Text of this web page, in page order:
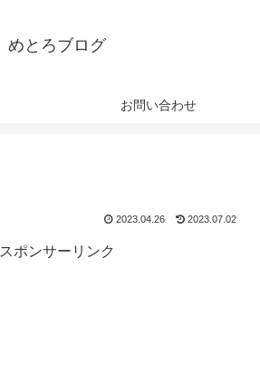
めとろブログ
お問い合わせ
2023.04.26 2023.07.02
スポンサーリンク